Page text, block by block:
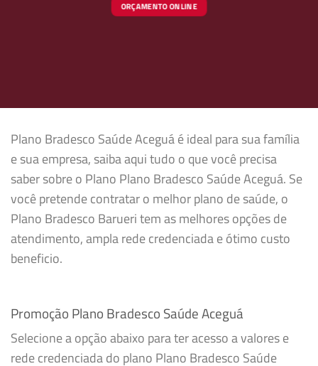
ORÇAMENTO ONLINE
Plano Bradesco Saúde Aceguá é ideal para sua família
e sua empresa, saiba aqui tudo o que você precisa
saber sobre o Plano Plano Bradesco Saúde Aceguá. Se
você pretende contratar o melhor plano de saúde, o
Plano Bradesco Barueri tem as melhores opções de
atendimento, ampla rede credenciada e ótimo custo
beneficio.
Promoção Plano Bradesco Saúde Aceguá
Selecione a opção abaixo para ter acesso a valores e
rede credenciada do plano Plano Bradesco Saúde